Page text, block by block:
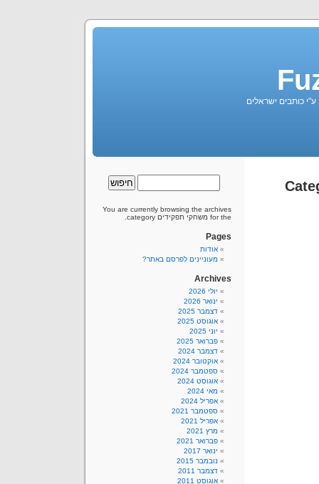
ע"י כותבים ישראלים
You are currently browsing the archives
for the משחקי תפקידים category.
Pages
אודות
מעוניינים לפרסם באתר?
Archives
יולי 2026
ינואר 2026
דצמבר 2025
אוגוסט 2025
יוני 2025
פברואר 2025
דצמבר 2024
אוקטובר 2024
ספטמבר 2024
אוגוסט 2024
מאי 2024
אפריל 2024
ספטמבר 2021
אפריל 2021
מרץ 2021
פברואר 2021
ינואר 2017
נובמבר 2015
דצמבר 2011
אוגוסט 2011